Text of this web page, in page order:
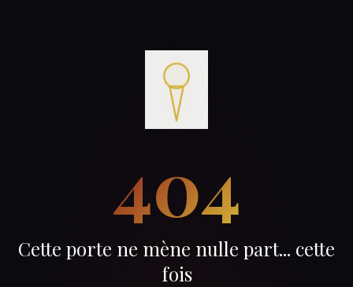
404
Cette porte ne mène nulle part... cette
fois